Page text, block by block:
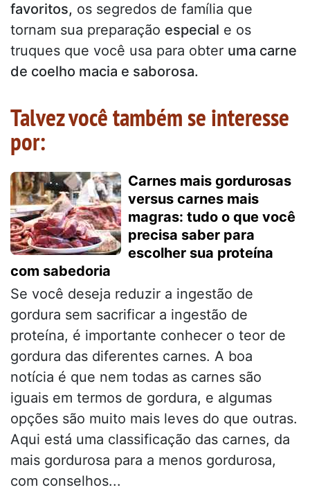
favoritos, os segredos de família que
tornam sua preparação especial e os
truques que você usa para obter uma carne
de coelho macia e saborosa.
Talvez você também se interesse
por:
Carnes mais gordurosas
versus carnes mais
magras: tudo o que você
precisa saber para
escolher sua proteína
com sabedoria
Se você deseja reduzir a ingestão de
gordura sem sacrificar a ingestão de
proteína, é importante conhecer o teor de
gordura das diferentes carnes. A boa
notícia é que nem todas as carnes são
iguais em termos de gordura, e algumas
opções são muito mais leves do que outras.
Aqui está uma classificação das carnes, da
mais gordurosa para a menos gordurosa,
com conselhos...